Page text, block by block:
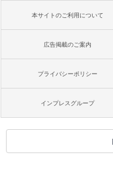
本サイトのご利用について
広告掲載のご案内
プライバシーポリシー
インプレスグループ